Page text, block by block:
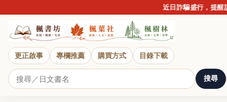
近日詐騙盛行，提醒讀
更正啟事 專欄推薦 購買方式 目錄下載
搜尋